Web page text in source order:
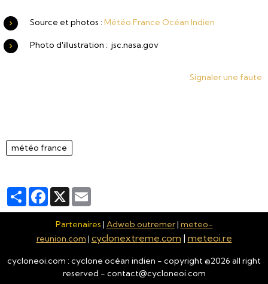
Source et photos :Météo France Océan Indien
Photo d'illustration : jsc.nasa.gov
Signaler une faute
météo france
PartagerFacebook
X
Partenaires | Adweb outremer| meteo-
reunion.com | cyclonextreme.com | meteoi.re
cycloneoi.com : cyclone océan indien - copyright ©2026 all right
reserved - contact@cycloneoi.com